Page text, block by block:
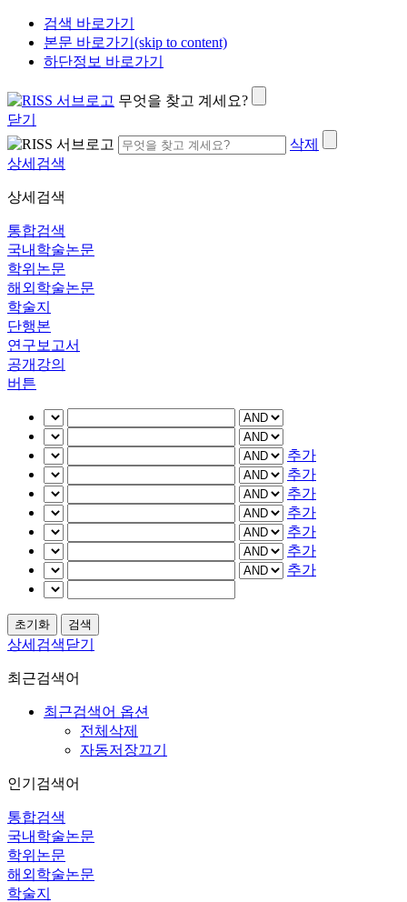
검색 바로가기
본문 바로가기(skip to content)
하단정보 바로가기
무엇을 찾고 계세요?
닫기
삭제
상세검색
상세검색
통합검색
국내학술논문
학위논문
해외학술논문
학술지
단행본
연구보고서
공개강의
버튼
추가
추가
추가
추가
추가
추가
추가
상세검색닫기
최근검색어
최근검색어 옵션
전체삭제
자동저장끄기
인기검색어
통합검색
국내학술논문
학위논문
해외학술논문
학술지